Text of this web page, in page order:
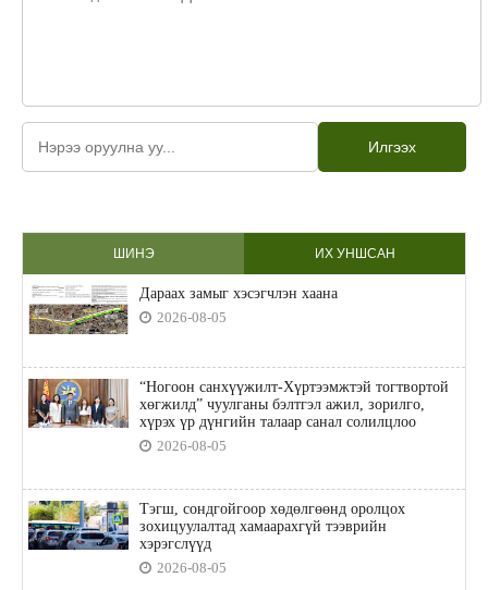
Илгээх
ШИНЭ ИХ УНШСАН
Дараах замыг хэсэгчлэн хаана
2026-08-05
“Ногоон санхүүжилт-Хүртээмжтэй тогтвортой
хөгжилд” чуулганы бэлтгэл ажил, зорилго,
хүрэх үр дүнгийн талаар санал солилцлоо
2026-08-05
Тэгш, сондгойгоор хөдөлгөөнд оролцох
зохицуулалтад хамаарахгүй тээврийн
хэрэгслүүд
2026-08-05